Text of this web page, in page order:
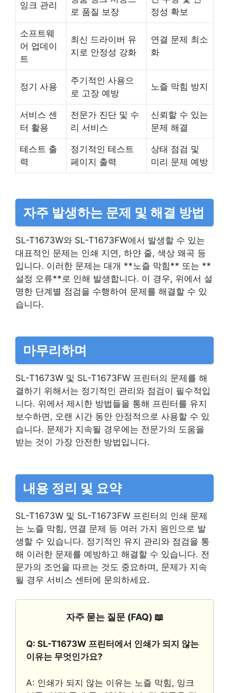
잉크 관리
로 품질 보장
정성 확보
소프트웨
어 업데이
트
최신 드라이버 유
지로 안정성 강화
연결 문제 최소
화
정기 사용
주기적인 사용으
로 고장 예방
노즐 막힘 방지
서비스 센
터 활용
전문가 진단 및 수
리 서비스
신뢰할 수 있는
문제 해결
테스트 출
력
정기적인 테스트
페이지 출력
상태 점검 및
미리 문제 예방
자주 발생하는 문제 및 해결 방법
SL-T1673W와 SL-T1673FW에서 발생할 수 있는
대표적인 문제는 인쇄 지연, 하얀 줄, 색상 왜곡 등
입니다. 이러한 문제는 대개 **노즐 막힘** 또는 **
설정 오류**로 인해 발생합니다. 이 경우, 위에서 설
명한 단계별 점검을 수행하여 문제를 해결할 수 있
습니다.
마무리하며
SL-T1673W 및 SL-T1673FW 프린터의 문제를 해
결하기 위해서는 정기적인 관리와 점검이 필수적입
니다. 위에서 제시한 방법들을 통해 프린터를 유지
보수하면, 오랜 시간 동안 안정적으로 사용할 수 있
습니다. 문제가 지속될 경우에는 전문가의 도움을
받는 것이 가장 안전한 방법입니다.
내용 정리 및 요약
SL-T1673W 및 SL-T1673FW 프린터의 인쇄 문제
는 노즐 막힘, 연결 문제 등 여러 가지 원인으로 발
생할 수 있습니다. 정기적인 유지 관리와 점검을 통
해 이러한 문제를 예방하고 해결할 수 있습니다. 전
문가의 조언을 따르는 것도 중요하며, 문제가 지속
될 경우 서비스 센터에 문의하세요.
자주 묻는 질문 (FAQ) 📖
Q: SL-T1673W 프린터에서 인쇄가 되지 않는
이유는 무엇인가요?
A: 인쇄가 되지 않는 이유는 노즐 막힘, 잉크